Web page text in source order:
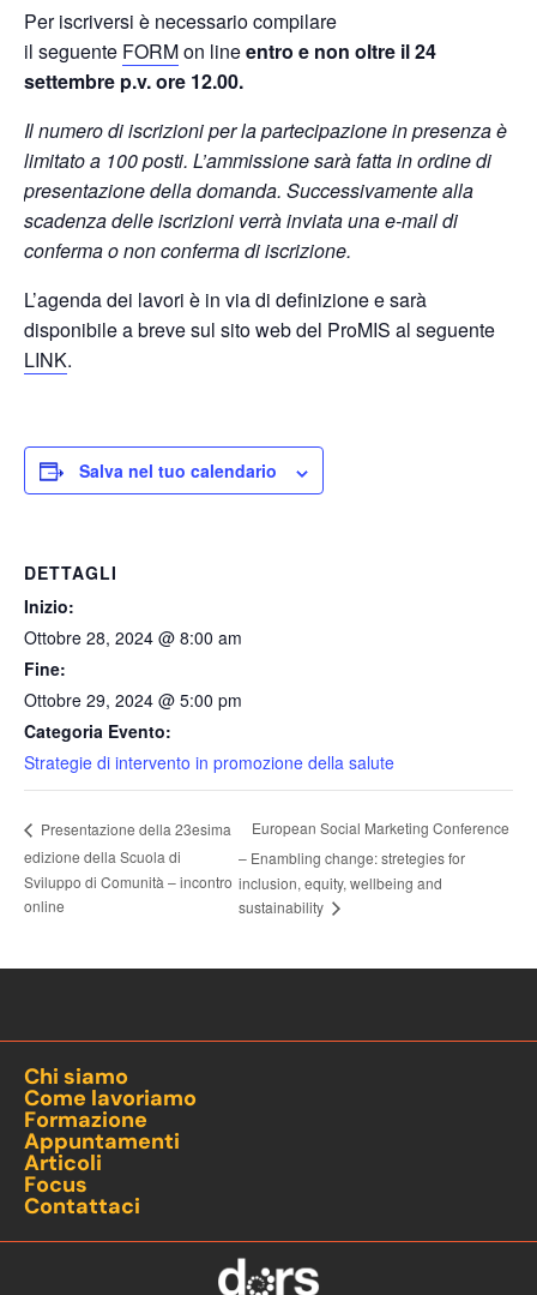
Per iscriversi è necessario compilare
il seguente FORMon lineentro e non oltre il 24
settembre p.v. ore 12.00.
Il numero di iscrizioni per la partecipazione in presenza è
limitato a 100 posti. L’ammissione sarà fatta in ordine di
presentazione della domanda. Successivamente alla
scadenza delle iscrizioni verrà inviata una e-mail di
conferma o non conferma di iscrizione.
L’agenda dei lavori è in via di definizione e sarà
disponibile a breve sul sito web del ProMIS al seguente
LINK.
Salva nel tuo calendario
DETTAGLI
Inizio:
Ottobre 28, 2024 @ 8:00 am
Fine:
Ottobre 29, 2024 @ 5:00 pm
Categoria Evento:
Strategie di intervento in promozione della salute
Presentazione della 23esima
edizione della Scuola di
Sviluppo di Comunità – incontro
online
European Social Marketing Conference
– Enambling change: stretegies for
inclusion, equity, wellbeing and
sustainability
Chi siamo
Come lavoriamo
Formazione
Appuntamenti
Articoli
Focus
Contattaci